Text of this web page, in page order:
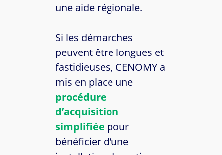
une aide régionale.
Si les démarches
peuvent être longues et
fastidieuses, CENOMY a
mis en place une
procédure
d’acquisition
simplifiée pour
bénéficier d’une